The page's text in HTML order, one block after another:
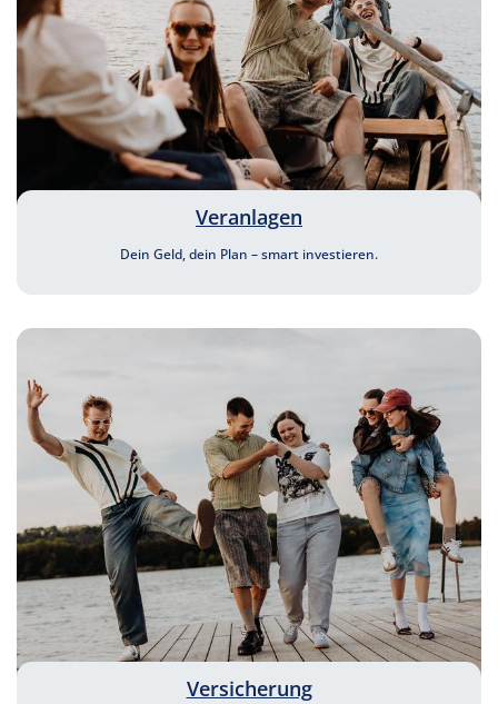
Veranlagen
Dein Geld, dein Plan – smart investieren.
Versicherung